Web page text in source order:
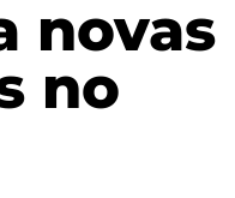
novas
no